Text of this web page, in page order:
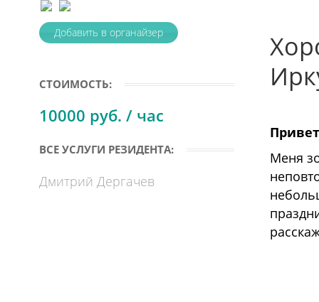
Добавить в органайзер
СТОИМОСТЬ:
10000 руб. / час
ВСЕ УСЛУГИ РЕЗИДЕНТА:
Дмитрий Дергачев
Меня